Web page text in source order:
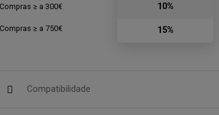
Compras ≥ a 300€
Compras ≥ a 750€
10%
15%
Compatibilidade